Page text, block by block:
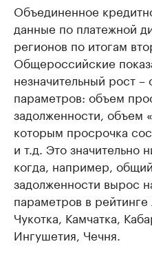
Объединенное
данные по платежной
регионов по итогам
Общероссийские
незначительный рост –
параметров: объем
задолженности, объем
которым просрочка
и т.д. Это значительно
когда, например,
задолженности вырос
параметров в
Чукотка, Камчатка,
Ингушетия, Чечня.